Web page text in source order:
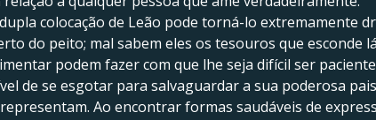
colocação de Leão pode torná-lo extremamente
do peito; mal sabem eles os tesouros que esconde
podem fazer com que lhe seja difícil ser
de se esgotar para salvaguardar a sua poderosa
Ao encontrar formas saudáveis de